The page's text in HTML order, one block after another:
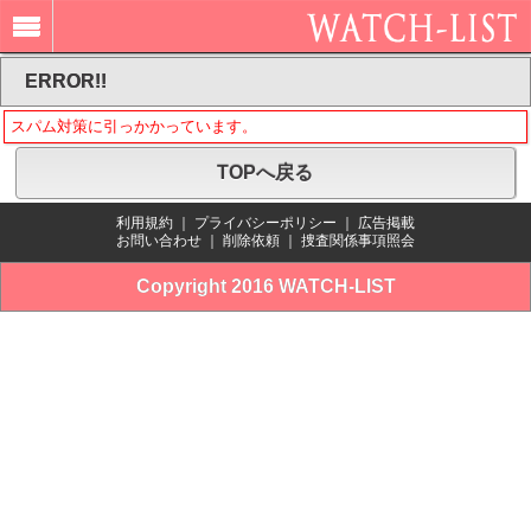
ERROR!!
スパム対策に引っかかっています。
TOPへ戻る
利用規約 プライバシーポリシー
広告掲載
お問い合わせ
削除依頼 捜査関係事項照会
Copyright 2016 WATCH-LIST